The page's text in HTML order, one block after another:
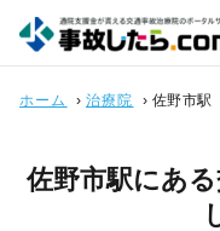
ホーム › 治療院 › 佐野市駅
佐野市駅にあ